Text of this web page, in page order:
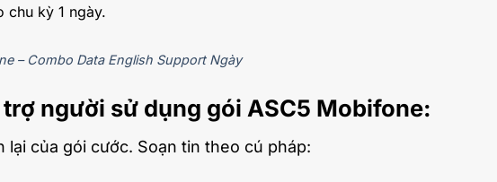
chu kỳ 1 ngày.
– Combo Data English Support Ngày
người sử dụng gói ASC5 Mobifone:
của gói cước. Soạn tin theo cú pháp: